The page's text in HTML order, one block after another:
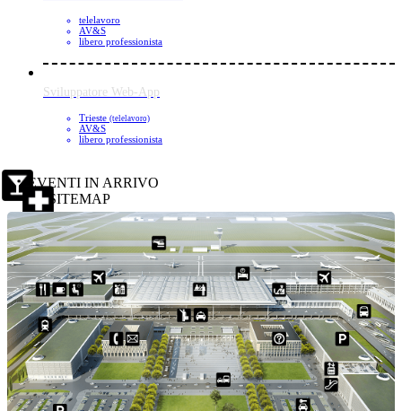
telelavoro
AV&S
libero professionista
Sviluppatore Web-App
Trieste (telelavoro)
AV&S
libero professionista
EVENTI IN ARRIVO
SITEMAP